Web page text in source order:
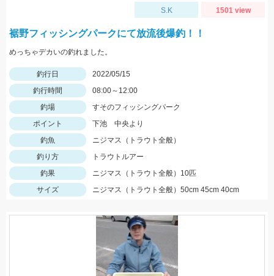
S.K 1501 view
裾野フィッシングパークにて放流後爆釣！！
めっちゃデカいの釣れました。
釣行日
2022/05/15
釣行時間
08:00～12:00
釣場
すそのフィッシングパーク
ポイント
下池 中央より
釣魚
ニジマス（トラウト全般）
釣り方
トラウトルアー
釣果
ニジマス（トラウト全般）10匹
サイズ
ニジマス（トラウト全般）50cm 45cm 40cm